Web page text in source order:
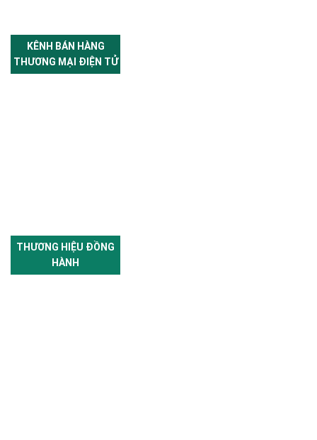
KÊNH BÁN HÀNG
THƯƠNG MẠI ĐIỆN TỬ
THƯƠNG HIỆU ĐỒNG
HÀNH